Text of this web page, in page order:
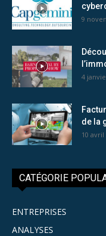
9
4
de la
10 avril
CATÉGORIE
ENTREPRISES
ANALYSES